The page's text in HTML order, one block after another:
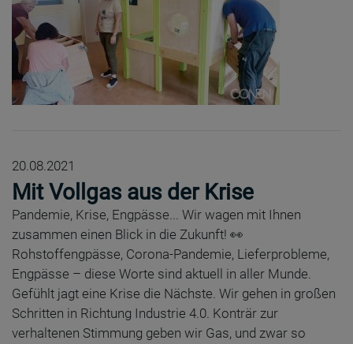
20.08.2021
Mit Vollgas aus der Krise
Pandemie, Krise, Engpässe... Wir wagen mit Ihnen
zusammen einen Blick in die Zukunft! 👀
Rohstoffengpässe, Corona-Pandemie, Lieferprobleme,
Engpässe – diese Worte sind aktuell in aller Munde.
Gefühlt jagt eine Krise die Nächste. Wir gehen in großen
Schritten in Richtung Industrie 4.0. Konträr zur
verhaltenen Stimmung geben wir Gas, und zwar so